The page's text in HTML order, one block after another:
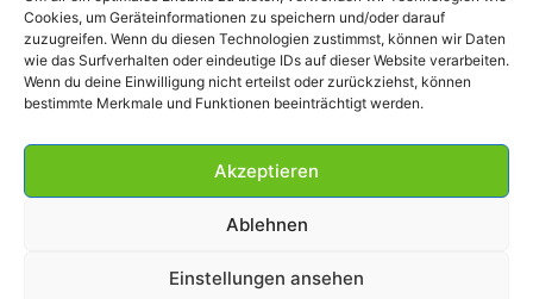
Cookies, um Geräteinformationen zu speichern und/oder darauf
zuzugreifen. Wenn du diesen Technologien zustimmst, können wir Daten
wie das Surfverhalten oder eindeutige IDs auf dieser Website verarbeiten.
Wenn du deine Einwilligung nicht erteilst oder zurückziehst, können
bestimmte Merkmale und Funktionen beeinträchtigt werden.
Akzeptieren
Ablehnen
Einstellungen ansehen
Datenschutzerklärung